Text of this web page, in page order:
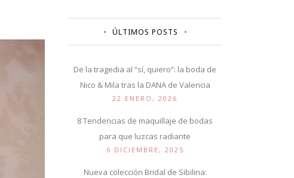
ÚLTIMOS POSTS
De la tragedia al “sí, quiero”: la boda de
Nico & Mila tras la DANA de Valencia
22 ENERO, 2026
8 Tendencias de maquillaje de bodas
para que luzcas radiante
6 DICIEMBRE, 2025
Nueva colección Bridal de Sibilina: